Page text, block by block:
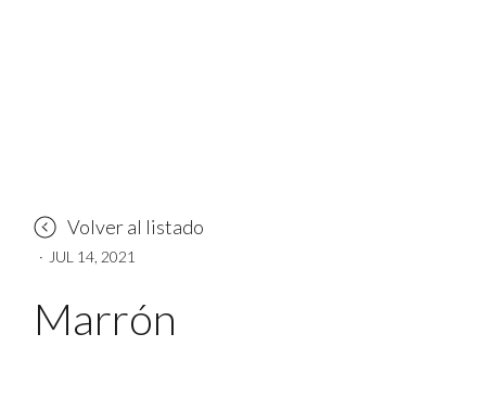
Volver al listado
· JUL 14, 2021
Marrón